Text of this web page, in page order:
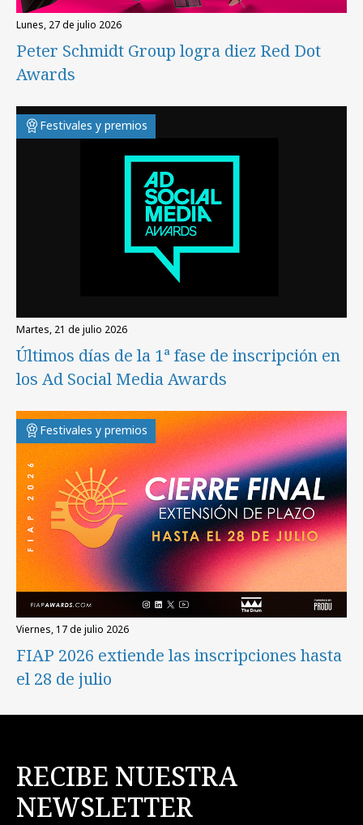
lunes, 27 de julio 2026
Peter Schmidt Group logra diez Red Dot
Awards
Festivales y premios
martes, 21 de julio 2026
Últimos días de la 1ª fase de inscripción en
los Ad Social Media Awards
Festivales y premios
viernes, 17 de julio 2026
FIAP 2026 extiende las inscripciones hasta
el 28 de julio
RECIBE NUESTRA
NEWSLETTER